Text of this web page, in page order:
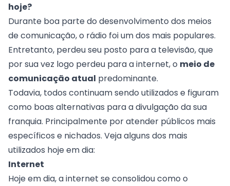
hoje?
Durante boa parte do desenvolvimento dos meios
de comunicação, o rádio foi um dos mais populares.
Entretanto, perdeu seu posto para a televisão, que
por sua vez logo perdeu para a internet, o meio de
comunicação atual predominante.
Todavia, todos continuam sendo utilizados e figuram
como boas alternativas para adivulgação da sua
franquia. Principalmente por atender públicos mais
específicos e nichados. Veja alguns dos mais
utilizados hoje em dia:
Internet
Hoje em dia, a internet se consolidou como o